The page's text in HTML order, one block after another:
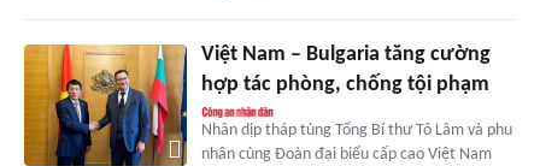
Việt Nam – Bulgaria tăng cường
hợp tác phòng, chống tội phạm
Nhân dịp tháp tùng Tổng Bí thư Tô Lâm và phu
nhân cùng Đoàn đại biểu cấp cao Việt Nam